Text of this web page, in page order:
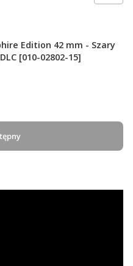
Edition 42 mm - Szary
[010-02802-15]